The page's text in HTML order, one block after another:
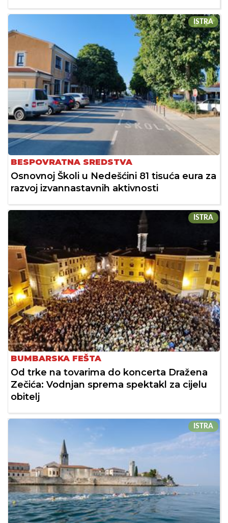
ISTRA
BESPOVRATNA SREDSTVA
Osnovnoj Školi u Nedešćini 81 tisuća eura za
razvoj izvannastavnih aktivnosti
ISTRA
BUMBARSKA FEŠTA
Od trke na tovarima do koncerta Dražena
Zečića: Vodnjan sprema spektakl za cijelu
obitelj
ISTRA